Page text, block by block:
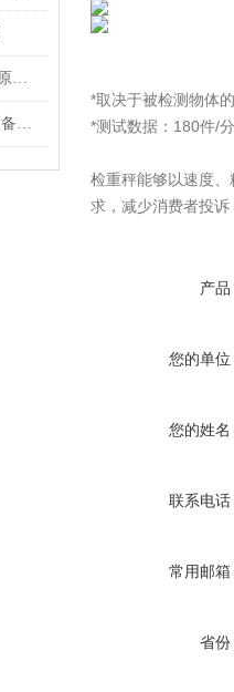
流水线输送称重皮带检重秤的工作原理及应用
皮带检重秤 五金件称重合格检测设备如何选型？
*取决于被检测物体
*测试数据：180件/
检重秤能够以速度
求，减少消费者投
产品
您的单位
您的姓名
联系电话
常用邮箱
省份